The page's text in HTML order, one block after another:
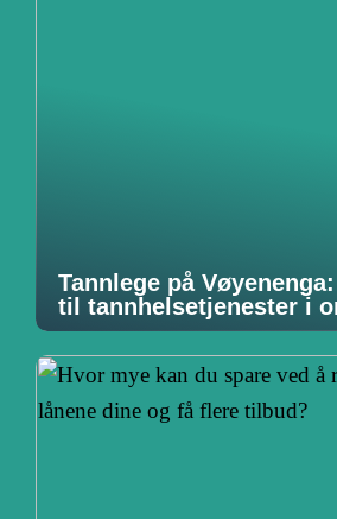
Tannlege på
til tannhelsetjenester i